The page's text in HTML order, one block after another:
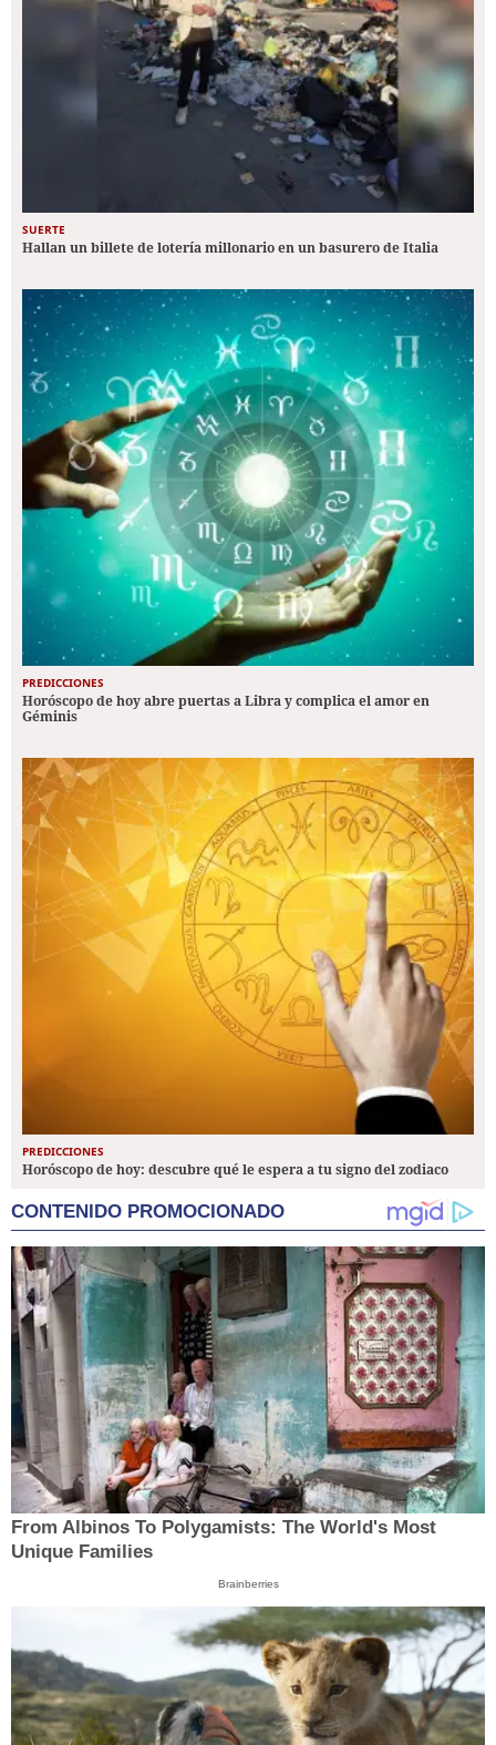
SUERTE
Hallan un billete de lotería millonario en un basurero de Italia
PREDICCIONES
Horóscopo de hoy abre puertas a Libra y complica el amor en
Géminis
PREDICCIONES
Horóscopo de hoy: descubre qué le espera a tu signo del zodiaco
CONTENIDO PROMOCIONADO
From Albinos To Polygamists: The World's Most
Unique Families
Brainberries